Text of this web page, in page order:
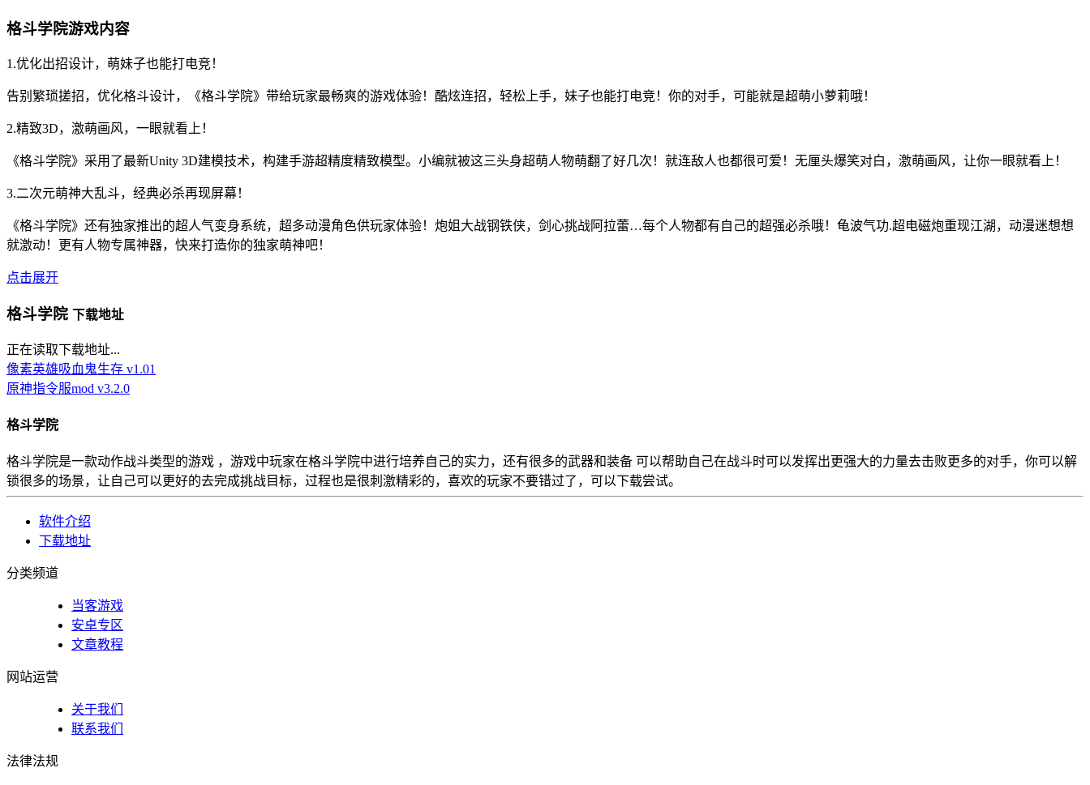
格斗学院游戏内容
1.优化出招设计，萌妹子也能打电竞！
告别繁琐搓招，优化格斗设计，《格斗学院》带给玩家最畅爽的游戏体验！酷炫连招，轻松上手，妹子也能打电竞！你的对手，可能就是超萌小萝莉哦！
2.精致3D，激萌画风，一眼就看上！
《格斗学院》采用了最新Unity 3D建模技术，构建手游超精度精致模型。小编就被这三头身超萌人物萌翻了好几次！就连敌人也都很可爱！无厘头爆笑对白，激萌画风，让你一眼就看上！
3.二次元萌神大乱斗，经典必杀再现屏幕！
《格斗学院》还有独家推出的超人气变身系统，超多动漫角色供玩家体验！炮姐大战钢铁侠，剑心挑战阿拉蕾…每个人物都有自己的超强必杀哦！龟波气功.超电磁炮重现江湖，动漫迷想想
就激动！更有人物专属神器，快来打造你的独家萌神吧！
点击展开
格斗学院 下载地址
正在读取下载地址...
像素英雄吸血鬼生存 v1.01
原神指令服mod v3.2.0
格斗学院
格斗学院是一款动作战斗类型的游戏 ，游戏中玩家在格斗学院中进行培养自己的实力，还有很多的武器和装备 可以帮助自己在战斗时可以发挥出更强大的力量去击败更多的对手，你可以解
锁很多的场景，让自己可以更好的去完成挑战目标，过程也是很刺激精彩的，喜欢的玩家不要错过了，可以下载尝试。
软件介绍
下载地址
分类频道
当客游戏
安卓专区
文章教程
网站运营
关于我们
联系我们
法律法规